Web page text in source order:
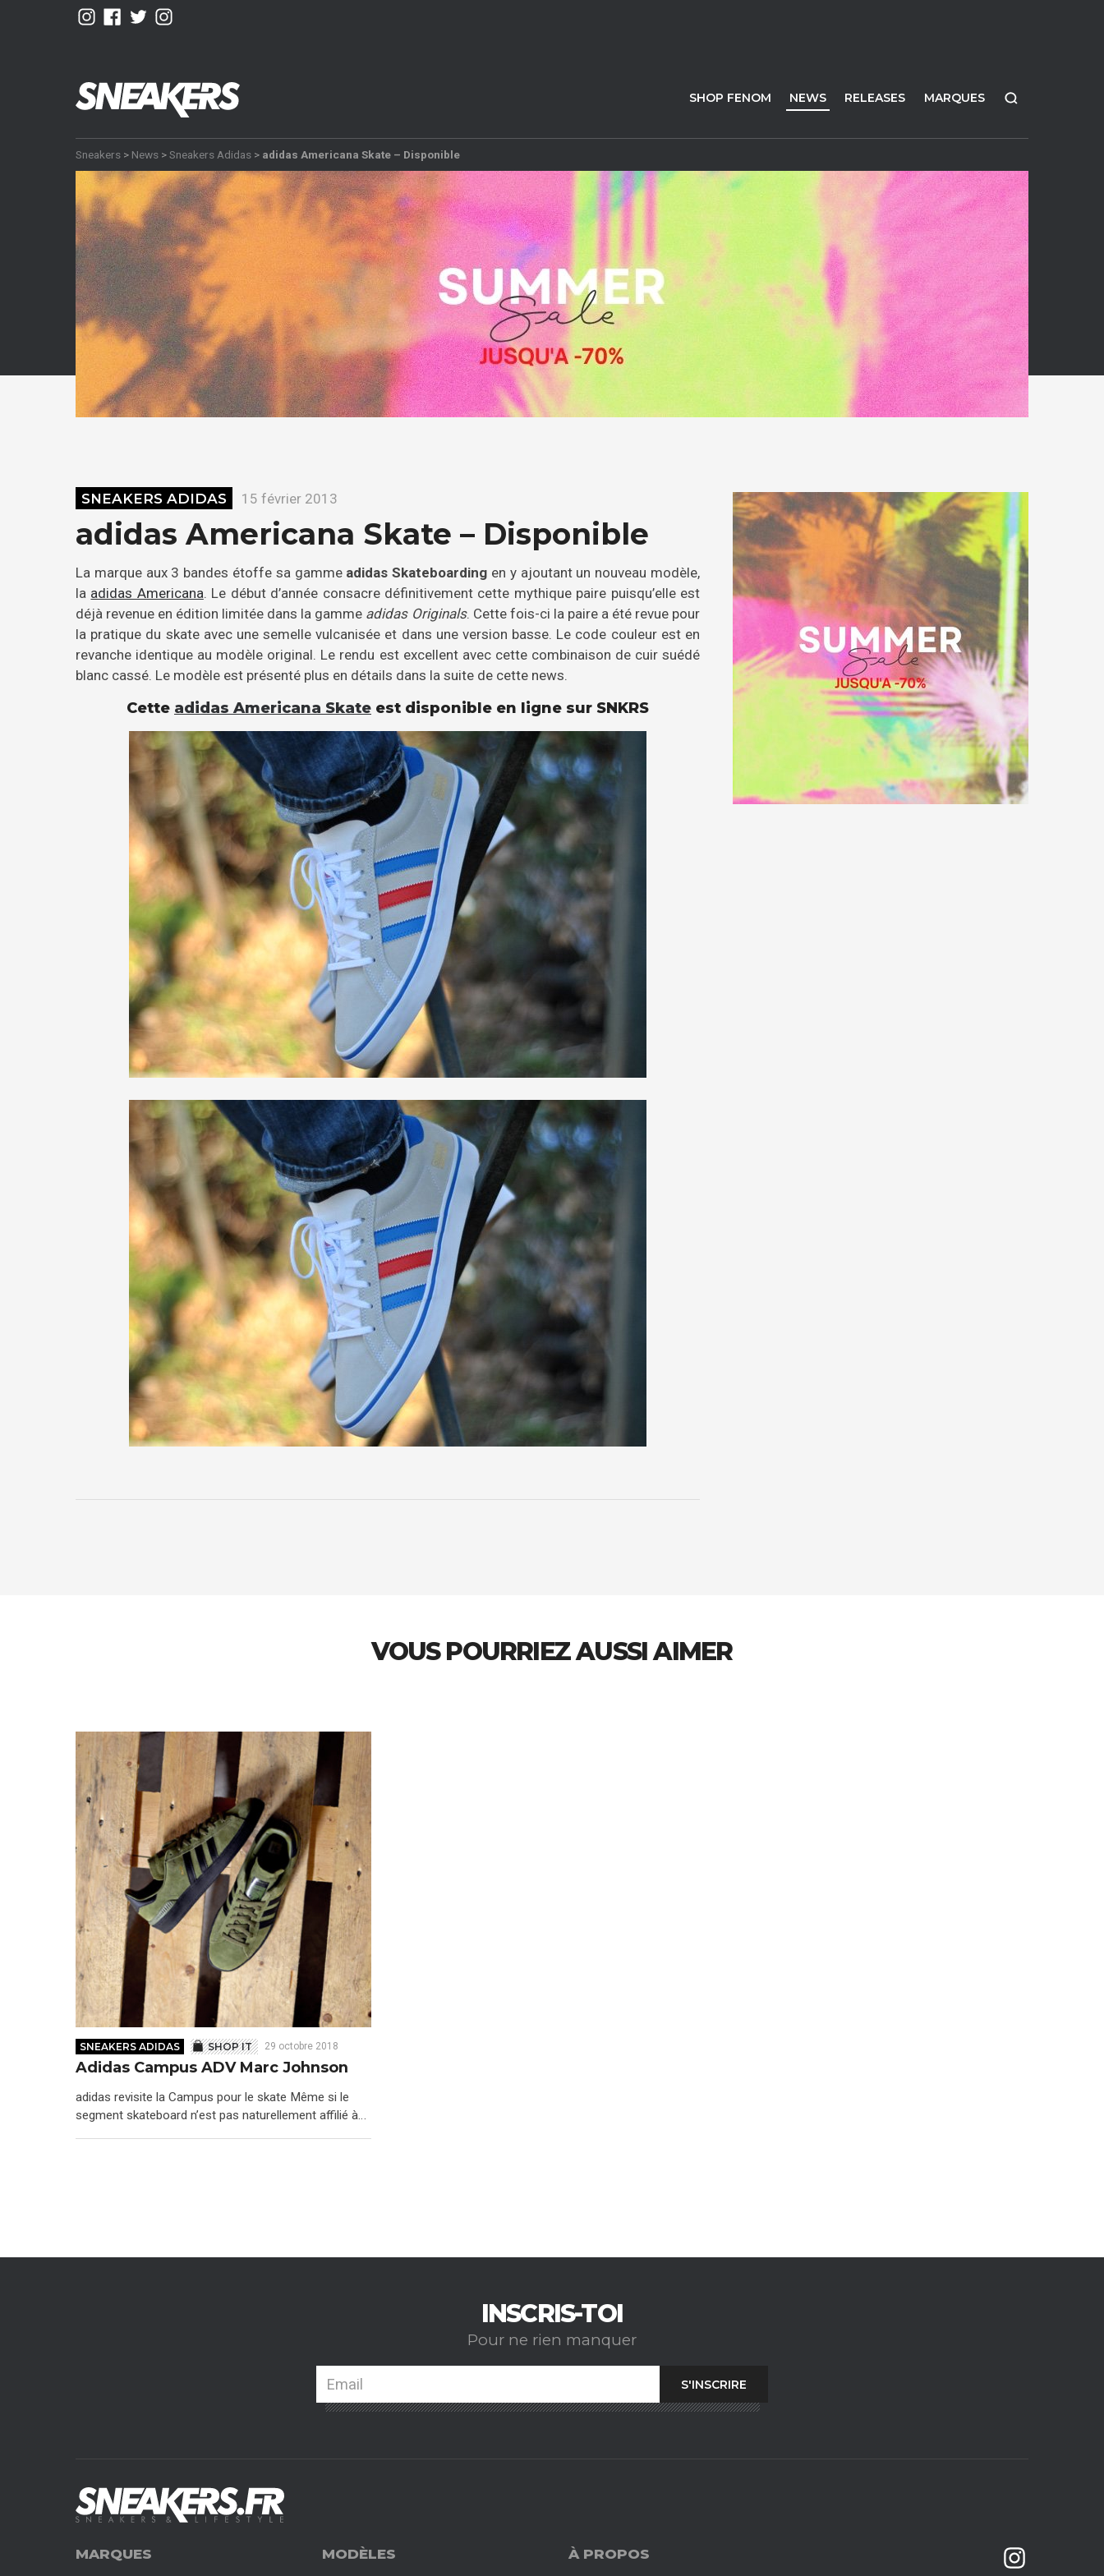
SHOP FENOM NEWS RELEASES MARQUES
Sneakers > News >Sneakers Adidas > adidas Americana Skate – Disponible
SNEAKERS ADIDAS 15 février 2013
adidas Americana Skate – Disponible
La marque aux 3 bandes étoffe sa gamme adidas Skateboarding en y ajoutant un nouveau modèle,
la adidas Americana. Le début d’année consacre définitivement cette mythique paire puisqu’elle est
déjà revenue en édition limitée dans la gamme adidas Originals. Cette fois-ci la paire a été revue pour
la pratique du skate avec une semelle vulcanisée et dans une version basse. Le code couleur est en
revanche identique au modèle original. Le rendu est excellent avec cette combinaison de cuir suédé
blanc cassé. Le modèle est présenté plus en détails dans la suite de cette news.
Cette adidas Americana Skate est disponible en ligne sur SNKRS
VOUS POURRIEZ AUSSI AIMER
SNEAKERS ADIDAS SHOP IT 29 octobre 2018
Adidas Campus ADV Marc Johnson
adidas revisite la Campus pour le skate Même si le
segment skateboard n’est pas naturellement affilié à…
INSCRIS-TOI
Pour ne rien manquer
MARQUES MODÈLES À PROPOS